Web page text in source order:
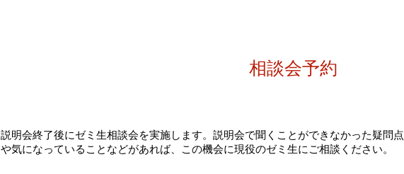
​相談会予約
説明会終了後にゼミ生相談会を実施します。説明会で聞くことができなかった疑問点
や気になっていることなどがあれば、この機会に現役のゼミ生にご相談ください。